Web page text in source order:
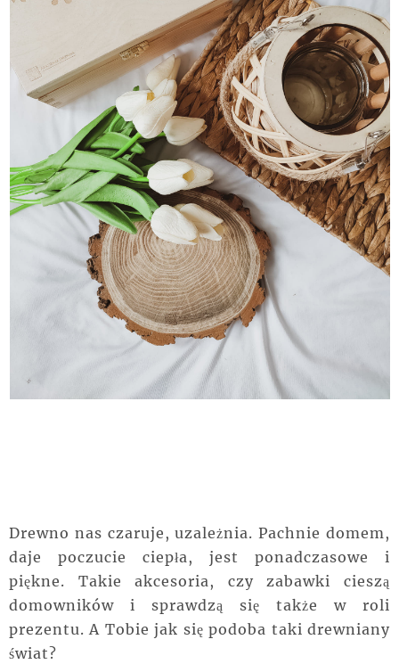
Drewno nas czaruje, uzależnia. Pachnie domem,
daje poczucie ciepła, jest ponadczasowe i
piękne. Takie akcesoria, czy zabawki cieszą
domowników i sprawdzą się także w roli
prezentu. A Tobie jak się podoba taki drewniany
świat?